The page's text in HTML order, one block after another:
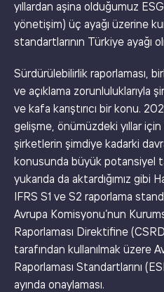
yıllardan aşina olduğumuz
yönetişim) üç ayağı üzerine
standartlarının Türkiye ayağı
Sürdürülebilirlik raporlaması,
ve açıklama zorunluluklarıyla
ve kafa karıştırıcı bir konu.
gelişme, önümüzdeki yıllar
şirketlerin şimdiye kadarki
konusunda büyük potansiyel
yukarıda da aktardığımız gibi
IFRS S1 ve S2 raporlama
Avrupa Komisyonu’nun
Raporlaması Direktifine
tarafından kullanılmak üzere
Raporlaması Standartlarını
ayında onaylaması.